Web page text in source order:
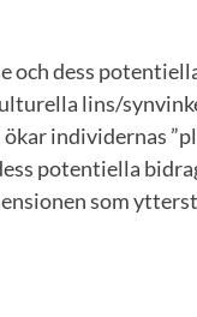
och dess
lins/
individernas
potentiella
som